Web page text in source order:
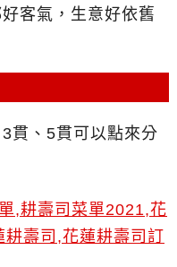
客氣，生意好依舊
貫、5貫可以點來分